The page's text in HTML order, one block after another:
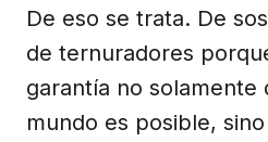
De eso se trata. De
de ternuradores
garantía no solamente
mundo es posible,